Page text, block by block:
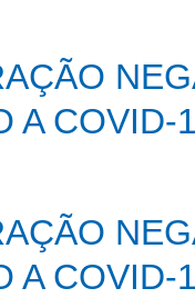
A COVID-
A COVID-